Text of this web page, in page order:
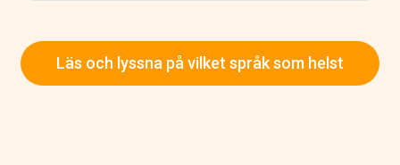
Läs och lyssna på vilket språk som helst